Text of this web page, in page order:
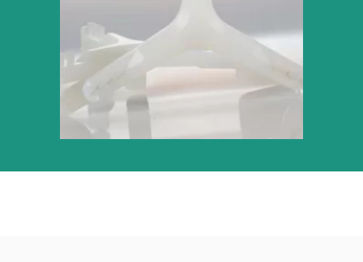
VER PRODUCTO